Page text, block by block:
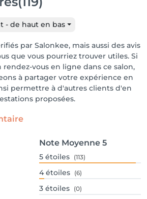
- de haut en bas
par Salonkee, mais aussi des avis
que vous pourriez trouver utiles. Si
rendez-vous en ligne dans ce salon,
à partager votre expérience en
permettre à d'autres clients d'en
proposées.
Note Moyenne 5
5 étoiles (113)
4 étoiles (6)
3 étoiles (0)